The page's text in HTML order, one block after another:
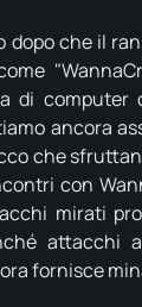
dopo che il
di computer
ancora
che
con
mirati
attacchi
fornisce